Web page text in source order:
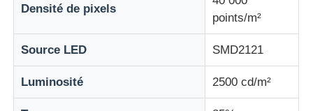
Écran à LED holographique
Écran de calandre LED
Écran d'affichage transparent
Densité de pixels
points/m²
Source LED SMD2121
Luminosité 2500 cd/m²